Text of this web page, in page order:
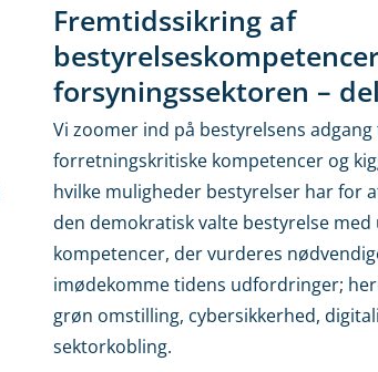
Fremtidssikring af
forsyningssektoren –
Vi zoomer ind på bestyrelsens adgang
forretningskritiske kompetencer og
hvilke muligheder bestyrelser har for
den demokratisk valte bestyrelse med
kompetencer, der vurderes
imødekomme tidens udfordringer;
grøn omstilling, cybersikkerhed,
sektorkobling.